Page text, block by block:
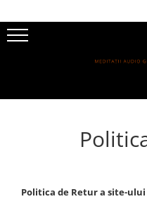
Politica de Retur a site-